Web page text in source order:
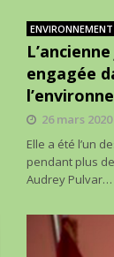
ENVIRONNEMENT
engagée
26 mars 2020
Elle a été l’un
pendant plus
Audrey Pulvar…